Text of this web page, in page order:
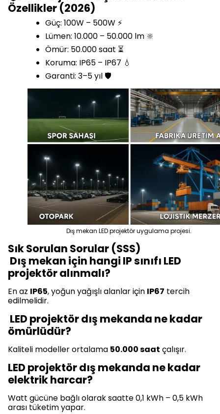
Özellikler (2026)
Güç: 100W – 500W ⚡
Lümen: 10.000 – 50.000 lm 🔆
Ömür: 50.000 saat ⏳
Koruma: IP65 – IP67 💧
Garanti: 3–5 yıl 🛡️
Dış mekan LED projektör uygulama projesi.
Sık Sorulan Sorular (SSS)
Dış mekan için hangi IP sınıfı LED
projektör alınmalı?
En az IP65, yoğun yağışlı alanlar için IP67 tercih
edilmelidir.
LED projektör dış mekanda ne kadar
ömürlüdür?
Kaliteli modeller ortalama 50.000 saat çalışır.
LED projektör dış mekanda ne kadar
elektrik harcar?
Watt gücüne bağlı olarak saatte 0,1 kWh – 0,5 kWh
arası tüketim yapar.